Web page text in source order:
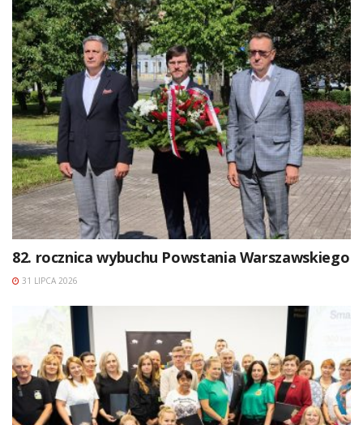
82. rocznica wybuchu Powstania Warszawskiego
31 LIPCA 2026